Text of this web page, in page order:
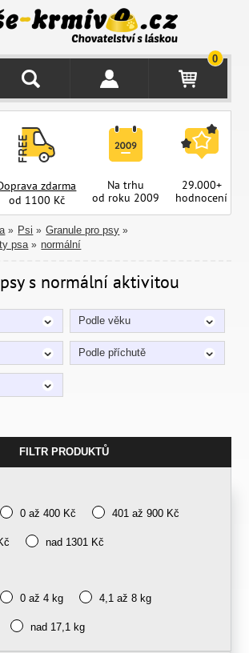
0
zdarma
od 1100 Kč
Na trhu
od roku 2009
29.000+
hodnocení
» Psi » Granule pro psy »
psa » normální
s normální aktivitou
Podle věku
Podle příchutě
FILTR PRODUKTŮ
0 až 400 Kč 401 až 900 Kč
nad 1301 Kč
0 až 4 kg 4,1 až 8 kg
nad 17,1 kg